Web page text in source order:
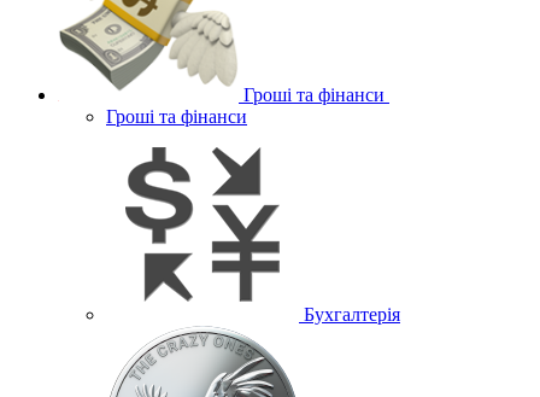
Гроші та фінанси
Гроші та фінанси
Бухгалтерія